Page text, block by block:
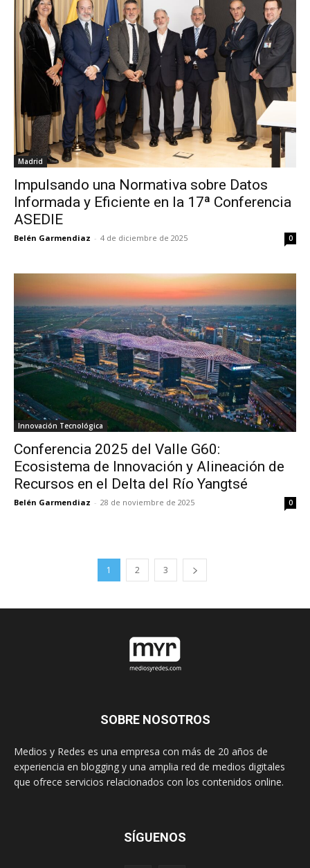
Madrid
Impulsando una Normativa sobre Datos
Informada y Eficiente en la 17ª Conferencia
ASEDIE
Belén Garmendiaz - 4 de diciembre de 2025 0
Innovación Tecnológica
Conferencia 2025 del Valle G60:
Ecosistema de Innovación y Alineación de
Recursos en el Delta del Río Yangtsé
Belén Garmendiaz - 28 de noviembre de 2025 0
1 2 3
SOBRE NOSOTROS
Medios y Redes es una empresa con más de 20 años de
experiencia en blogging y una amplia red de medios digitales
que ofrece servicios relacionados con los contenidos online.
SÍGUENOS